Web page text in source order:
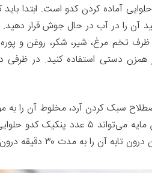
آماده کردن کدو است. ابتدا
آن را در آب در حال جوش قرار
تخم مرغ، شیر، شکر، روغن و
همزن دستی استفاده کنید. در ظرفی
سبک کردن آرد، مخلوط آن را به
خمیر یکدست حاصل شود. این مایه
مدت ۳۰ دقیقه درون یخچال قرار دهید.